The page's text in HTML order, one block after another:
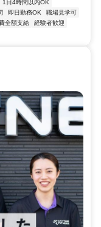
1日4時間以内OK
即日勤務OK
職場見学可
全額支給
経験者歓迎